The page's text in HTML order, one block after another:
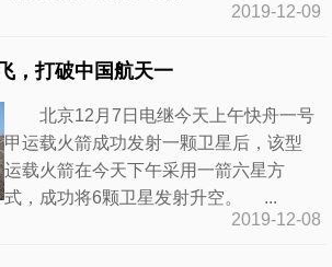
2019-12-09
，打破中国航天一
北京12月7日电继今天上午快舟一号
甲运载火箭成功发射一颗卫星后，该型
运载火箭在今天下午采用一箭六星方
式，成功将6颗卫星发射升空。 ...
2019-12-08